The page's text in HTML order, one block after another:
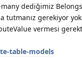
dediğimiz
tutmanız gerekiyor
vermesi
table-models